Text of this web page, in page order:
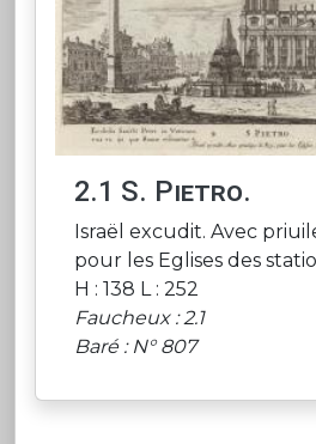
2.1 S. Pietro.
Israël excudit. Avec
pour les Eglises des
H : 138 L : 252
Faucheux : 2.1
Baré : N° 807